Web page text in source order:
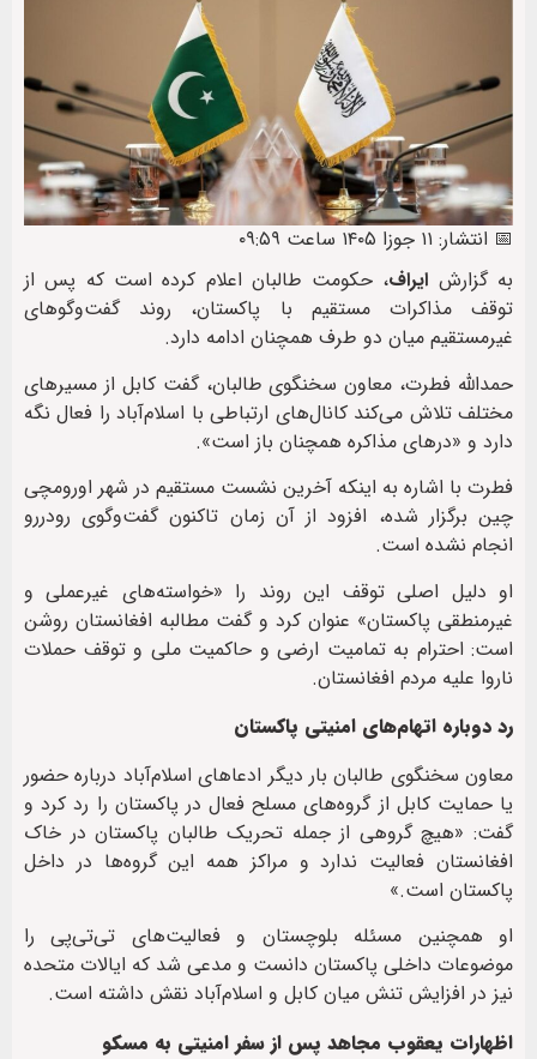
📅 انتشار: ۱۱ جوزا ۱۴۰۵ ساعت ۰۹:۵۹
به گزارش ایراف، حکومت طالبان اعلام کرده است که پس از
توقف مذاکرات مستقیم با پاکستان، روند گفت‌وگوهای
غیرمستقیم میان دو طرف همچنان ادامه دارد.
حمدالله فطرت، معاون سخنگوی طالبان، گفت کابل از مسیرهای
مختلف تلاش می‌کند کانال‌های ارتباطی با اسلام‌آباد را فعال نگه
دارد و «درهای مذاکره همچنان باز است».
فطرت با اشاره به اینکه آخرین نشست مستقیم در شهر اورومچی
چین برگزار شده، افزود از آن زمان تاکنون گفت‌وگوی رو‌در‌رو
انجام نشده است.
او دلیل اصلی توقف این روند را «خواسته‌های غیرعملی و
غیرمنطقی پاکستان» عنوان کرد و گفت مطالبه افغانستان روشن
است: احترام به تمامیت ارضی و حاکمیت ملی و توقف حملات
ناروا علیه مردم افغانستان.
رد دوباره اتهام‌های امنیتی پاکستان
معاون سخنگوی طالبان بار دیگر ادعاهای اسلام‌آباد درباره حضور
یا حمایت کابل از گروه‌های مسلح فعال در پاکستان را رد کرد و
گفت: «هیچ گروهی از جمله تحریک طالبان پاکستان در خاک
افغانستان فعالیت ندارد و مراکز همه این گروه‌ها در داخل
پاکستان است.»
او همچنین مسئله بلوچستان و فعالیت‌های تی‌تی‌پی را
موضوعات داخلی پاکستان دانست و مدعی شد که ایالات متحده
نیز در افزایش تنش میان کابل و اسلام‌آباد نقش داشته است.
اظهارات یعقوب مجاهد پس از سفر امنیتی به مسکو